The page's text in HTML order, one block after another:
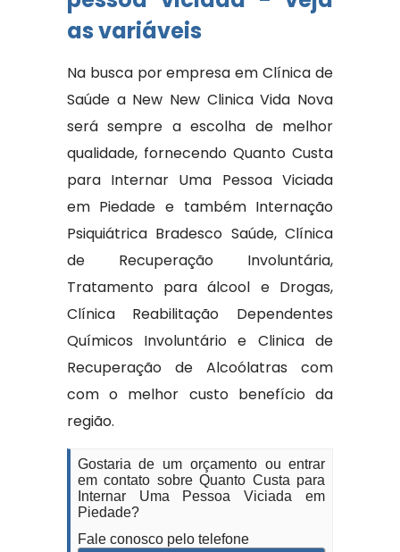
as variáveis
Na busca por empresa em Clínica de
Saúde a New New Clinica Vida Nova
será sempre a escolha de melhor
qualidade, fornecendo Quanto Custa
para Internar Uma Pessoa Viciada
em Piedade e também Internação
Psiquiátrica Bradesco Saúde, Clínica
de Recuperação Involuntária,
Tratamento para álcool e Drogas,
Clínica Reabilitação Dependentes
Químicos Involuntário e Clinica de
Recuperação de Alcoólatras com
com o melhor custo benefício da
região.
Gostaria de um orçamento ou entrar
em contato sobre Quanto Custa para
Internar Uma Pessoa Viciada em
Piedade?
Fale conosco pelo telefone